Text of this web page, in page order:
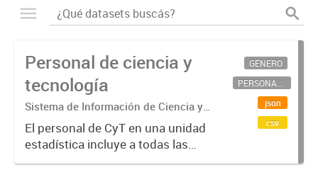
Personal de ciencia y
tecnología
Sistema de Información de Ciencia y
Tecnología Argentino (SICYTAR)
El personal de CyT en una unidad
estadística incluye a todas las
personas involucradas
GÉNERO
PERSONAL CIENTÍFICO-TECNOLÓGICO
json
csv